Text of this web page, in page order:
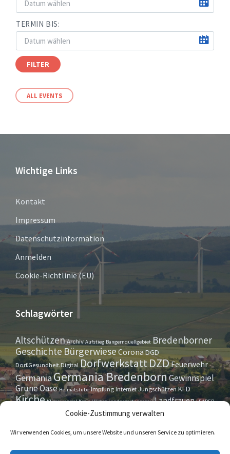
Cookie-Zustimmung verwalten
Wir verwenden Cookies, um unsere Website und unseren Service zu optimieren.
TERMIN BIS:
FILTER
ALL EVENTS
Wichtige Links
Kontakt
Impressum
Datenschutzinformation
Anmelden
Cookie-Richtlinie (EU)
Schlagwörter
AltschützenArchiv Aufstieg Bangernquellgebiet Bredenborner
Geschichte Bürgerwiese CoronaDGD
Dorf.Gesundheit.Digital DorfwerkstattDZDFeuerwehr
GermaniaGermania BredenbornGewinnspiel
Grüne Oase Heimatstube ImpfungInternetJungschützenKFD
Kirche Klimawandel Kreis Höxter Landesgartenschau Landfrauen LEADER
Maurer- u. HandwerkervereinOktoberfest
Straßensperrung Tennis Theatergruppe Tipps & Tricks